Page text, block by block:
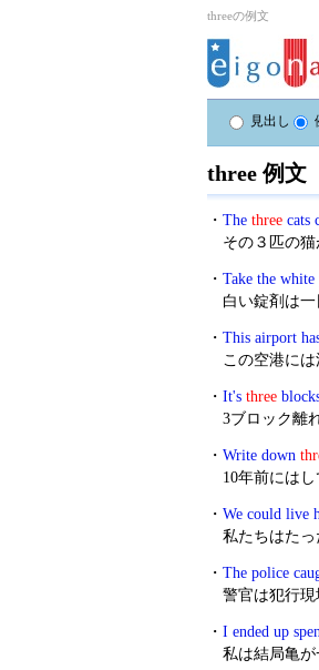
threeの例文
見出し
three 例文
・ The three cats
その３匹の猫
・ Take the
白い錠剤は一
・ This airport
この空港には
・ It's three
3ブロック離
・ Write down
10年前には
・ We could live
私たちはたっ
・ The police
警官は犯行現
・ I ended up
私は結局亀が